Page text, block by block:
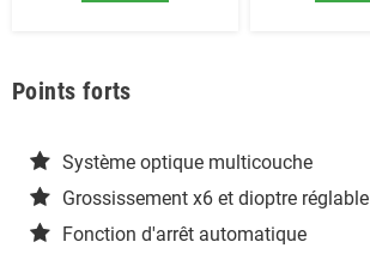
Points forts
Système optique multicouche
Grossissement x6 et dioptre réglable
Fonction d'arrêt automatique